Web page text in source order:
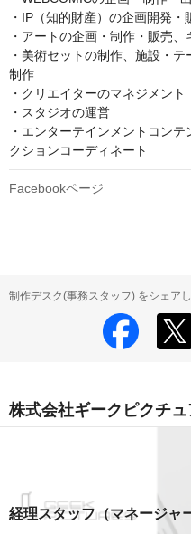
・IP（知的財産）の企画開発・
・アートの企画・制作・販売
・美術セットの制作、施設・
制作
・クリエイターのマネジメント
・スタジオの運営
・エンターテインメントコン
Facebookページ
制作デスク(事務スタッフ) をシェア
株式会社ギークピクチ
経理スタッフ（マネージャ